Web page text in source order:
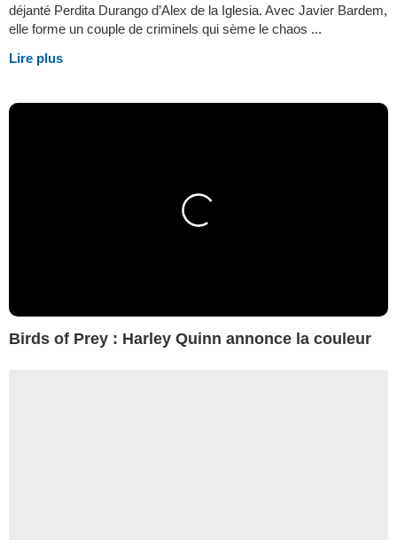
déjanté Perdita Durango d’Alex de la Iglesia. Avec Javier Bardem,
elle forme un couple de criminels qui sème le chaos ...
Lire plus
Birds of Prey : Harley Quinn annonce la couleur